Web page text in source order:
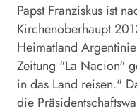
Papst Franziskus ist
Kirchenoberhaupt
Heimatland
Zeitung "La Nacion"
in das Land reisen."
die